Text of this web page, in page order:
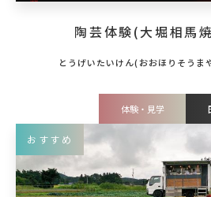
陶芸体験(大堀相馬
体験・見学
おすすめ